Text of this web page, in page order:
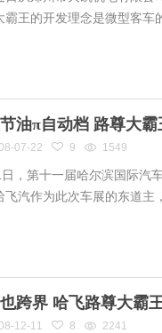
霸王的开发理念是微型客车
油π自动档 路尊大
07-22 9 1549
，第十一届哈尔滨国际汽
飞汽作为此次车展的东道主
跨界 哈飞路尊大霸
12-11 8 2241